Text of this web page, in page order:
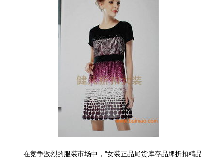
在竞争激烈的服装市场中，"女装正品尾货库存品牌折扣精品